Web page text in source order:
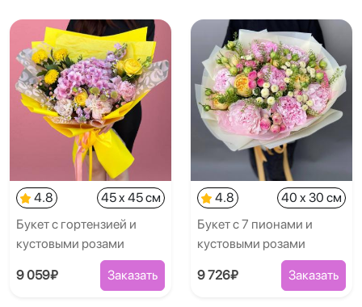
4.8
45 x 45 см
Букет с гортензией и
кустовыми розами
9 059₽ Заказать
4.8
40 x 30 см
Букет с 7 пионами и
кустовыми розами
9 726₽ Заказать